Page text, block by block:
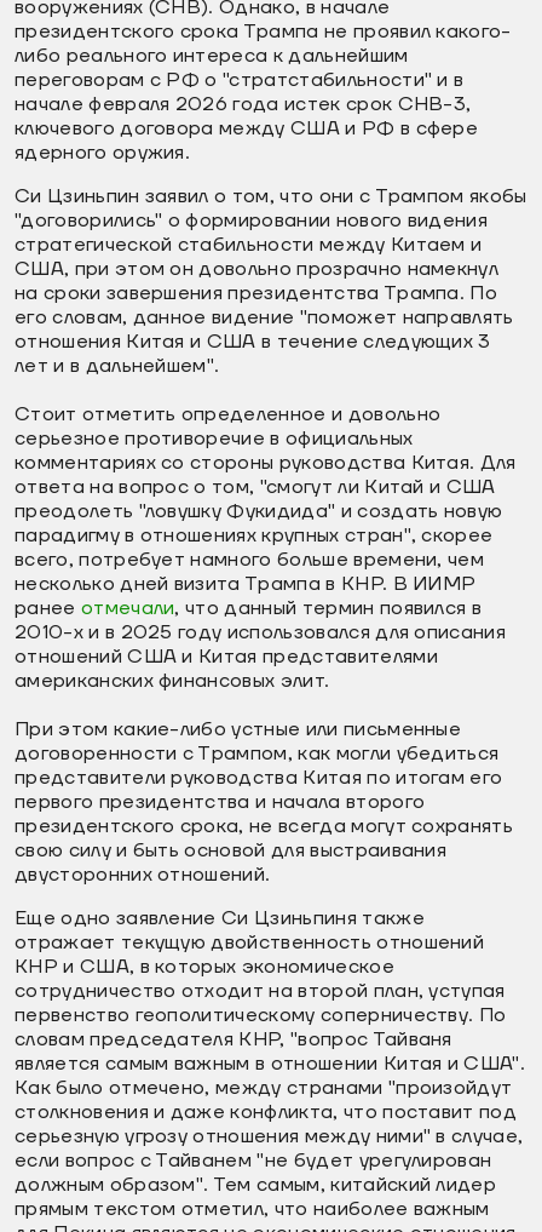
вооружениях (СНВ). Однако, в начале
президентского срока Трампа не проявил какого-
либо реального интереса к дальнейшим
переговорам с РФ о "стратстабильности" и в
начале февраля 2026 года истек срок СНВ-3,
ключевого договора между США и РФ в сфере
ядерного оружия.
Си Цзиньпин заявил о том, что они с Трампом якобы
"договорились" о формировании нового видения
стратегической стабильности между Китаем и
США, при этом он довольно прозрачно намекнул
на сроки завершения президентства Трампа. По
его словам, данное видение "поможет направлять
отношения Китая и США в течение следующих 3
лет и в дальнейшем".
Стоит отметить определенное и довольно
серьезное противоречие в официальных
комментариях со стороны руководства Китая. Для
ответа на вопрос о том, "смогут ли Китай и США
преодолеть "ловушку Фукидида" и создать новую
парадигму в отношениях крупных стран", скорее
всего, потребует намного больше времени, чем
несколько дней визита Трампа в КНР. В ИИМР
ранее отмечали, что данный термин появился в
2010-х и в 2025 году использовался для описания
отношений США и Китая представителями
американских финансовых элит.
При этом какие-либо устные или письменные
договоренности с Трампом, как могли убедиться
представители руководства Китая по итогам его
первого президентства и начала второго
президентского срока, не всегда могут сохранять
свою силу и быть основой для выстраивания
двусторонних отношений.
Еще одно заявление Си Цзиньпиня также
отражает текущую двойственность отношений
КНР и США, в которых экономическое
сотрудничество отходит на второй план, уступая
первенство геополитическому соперничеству. По
словам председателя КНР, "вопрос Тайваня
является самым важным в отношении Китая и США".
Как было отмечено, между странами "произойдут
столкновения и даже конфликта, что поставит под
серьезную угрозу отношения между ними" в случае,
если вопрос с Тайванем "не будет урегулирован
должным образом". Тем самым, китайский лидер
прямым текстом отметил, что наиболее важным